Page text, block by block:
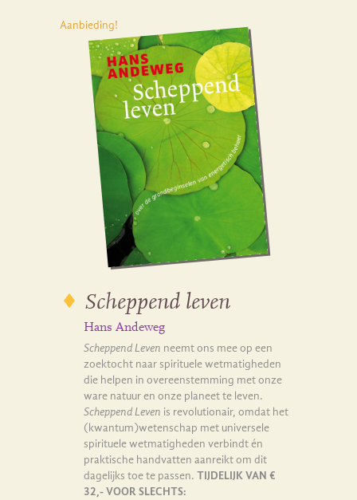
Aanbieding!
Scheppend leven
Hans Andeweg
Scheppend Leven neemt ons mee op een
zoektocht naar spirituele wetmatigheden
die helpen in overeenstemming met onze
ware natuur en onze planeet te leven.
Scheppend Leven is revolutionair, omdat het
(kwantum)wetenschap met universele
spirituele wetmatigheden verbindt én
praktische handvatten aanreikt om dit
dagelijks toe te passen. TIJDELIJK VAN €
32,- VOOR SLECHTS: